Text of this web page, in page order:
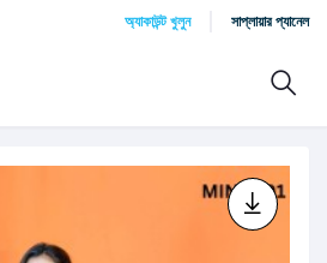
অ্যাকাউন্ট খুলুন সাপ্লায়ার প্যানেল